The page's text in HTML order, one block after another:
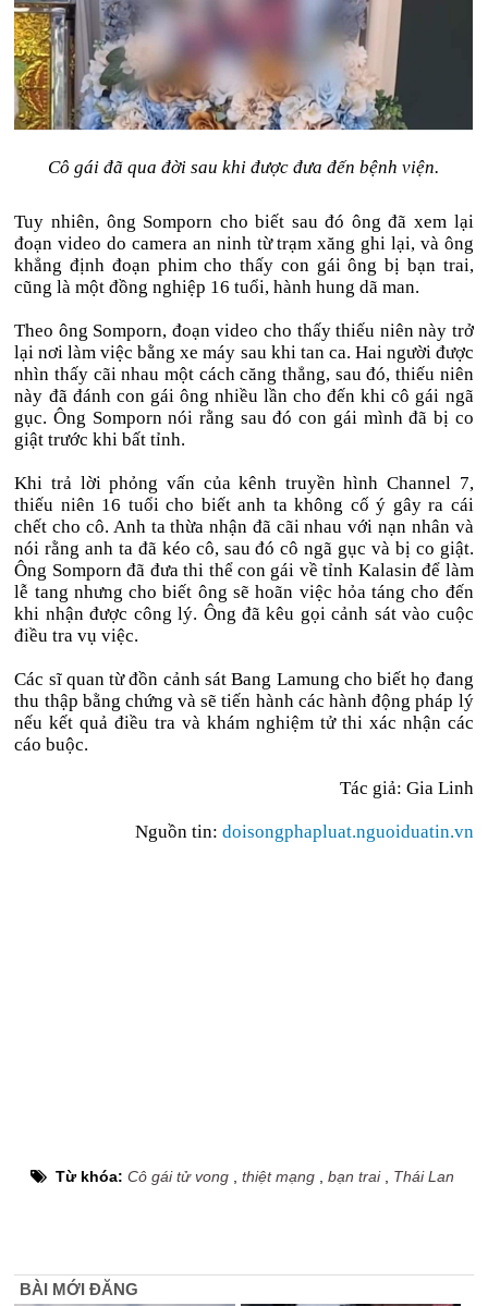
Cô gái đã qua đời sau khi được đưa đến bệnh viện.
Tuy nhiên, ông Somporn cho biết sau đó ông đã xem lại
đoạn video do camera an ninh từ trạm xăng ghi lại, và ông
khẳng định đoạn phim cho thấy con gái ông bị bạn trai,
cũng là một đồng nghiệp 16 tuổi, hành hung dã man.
Theo ông Somporn, đoạn video cho thấy thiếu niên này trở
lại nơi làm việc bằng xe máy sau khi tan ca. Hai người được
nhìn thấy cãi nhau một cách căng thẳng, sau đó, thiếu niên
này đã đánh con gái ông nhiều lần cho đến khi cô gái ngã
gục. Ông Somporn nói rằng sau đó con gái mình đã bị co
giật trước khi bất tỉnh.
Khi trả lời phỏng vấn của kênh truyền hình Channel 7,
thiếu niên 16 tuổi cho biết anh ta không cố ý gây ra cái
chết cho cô. Anh ta thừa nhận đã cãi nhau với nạn nhân và
nói rằng anh ta đã kéo cô, sau đó cô ngã gục và bị co giật.
Ông Somporn đã đưa thi thể con gái về tỉnh Kalasin để làm
lễ tang nhưng cho biết ông sẽ hoãn việc hỏa táng cho đến
khi nhận được công lý. Ông đã kêu gọi cảnh sát vào cuộc
điều tra vụ việc.
Các sĩ quan từ đồn cảnh sát Bang Lamung cho biết họ đang
thu thập bằng chứng và sẽ tiến hành các hành động pháp lý
nếu kết quả điều tra và khám nghiệm tử thi xác nhận các
cáo buộc.
Tác giả: Gia Linh
Nguồn tin: doisongphapluat.nguoiduatin.vn
Từ khóa:Cô gái tử vong ,thiệt mạng ,bạn trai, Thái Lan
BÀI MỚI ĐĂNG